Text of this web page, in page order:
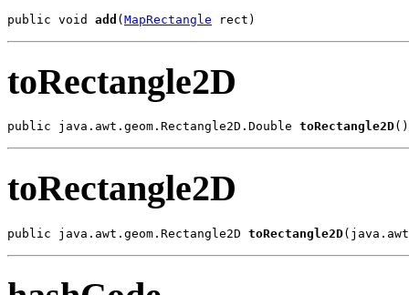
public void add ( MapRectangle rect)
toRectangle2D
public java.awt.geom.Rectangle2D.Double toRectangle2D()
toRectangle2D
public java.awt.geom.Rectangle2D toRectangle2D